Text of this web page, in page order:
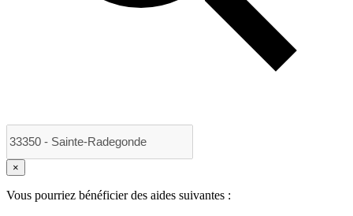
×
Vous pourriez bénéficier des aides suivantes :